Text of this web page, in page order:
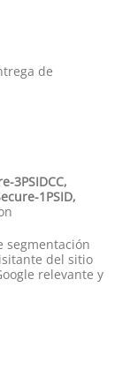
de
3PSIDCC,
1PSID,
segmentación
del sitio
relevante y